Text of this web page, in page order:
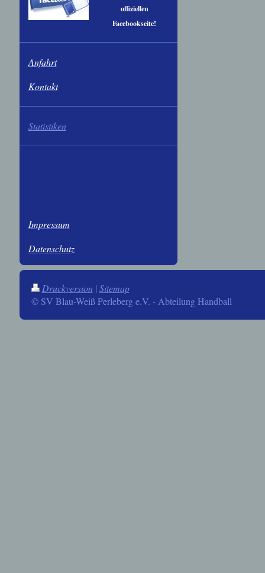
offiziellen
Facebookseite!
Anfahrt
Kontakt
Statistiken
Impressum
Datenschutz
Druckversion | Sitemap
© SV Blau-Weiß Perleberg e.V. - Abteilung Handball